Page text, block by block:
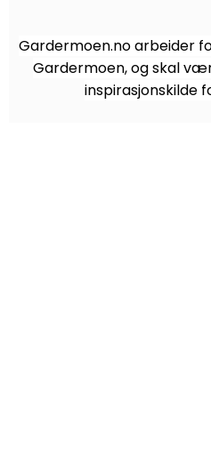
Gardermoen.no arbeider
Gardermoen, og skal
inspirasjonskilde